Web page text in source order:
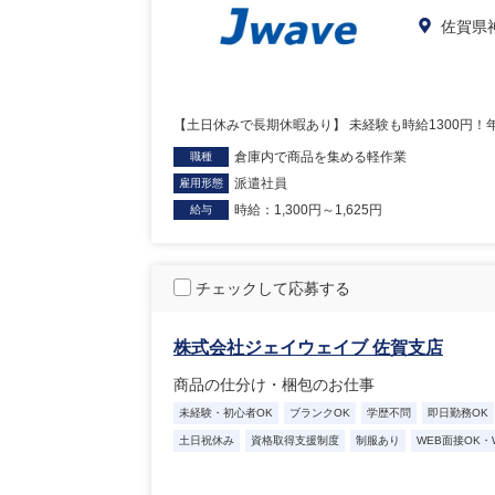
佐賀県
【土日休みで長期休暇あり】 未経験も時給1300円
職種 倉庫内で商品を集める軽作業
雇用形態 派遣社員
給与 時給：1,300円～1,625円
チェックして応募する
株式会社ジェイウェイブ 佐賀支店
商品の仕分け・梱包のお仕事
未経験・初心者OK ブランクOK 学歴不問 即日勤務OK
土日祝休み 資格取得支援制度 制服あり WEB面接OK・